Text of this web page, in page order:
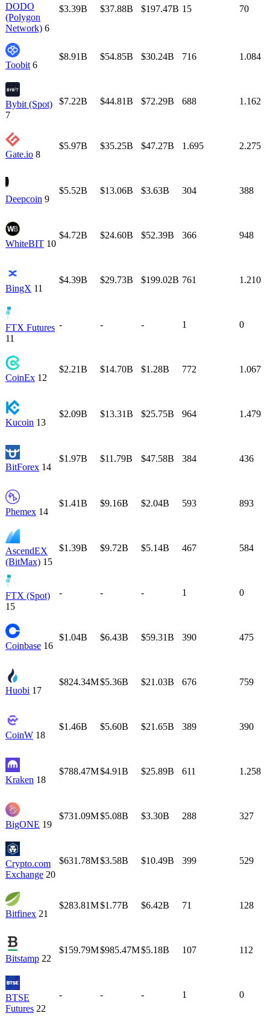
DODO
(Polygon
Network) 6
$3.39B $37.88B $197.47B 15 70
Toobit 6
$8.91B $54.85B $30.24B 716 1.084
Bybit (Spot)
7
$7.22B $44.81B $72.29B 688 1.162
Gate.io 8
$5.97B $35.25B $47.27B 1.695 2.275
Deepcoin 9
$5.52B $13.06B $3.63B 304 388
WhiteBIT 10
$4.72B $24.60B $52.39B 366 948
BingX 11
$4.39B $29.73B $199.02B 761 1.210
FTX Futures
11
- - - 1 0
CoinEx 12
$2.21B $14.70B $1.28B 772 1.067
Kucoin 13
$2.09B $13.31B $25.75B 964 1.479
BitForex 14
$1.97B $11.79B $47.58B 384 436
Phemex 14
$1.41B $9.16B $2.04B 593 893
AscendEX
(BitMax) 15
$1.39B $9.72B $5.14B 467 584
FTX (Spot)
15
- - - 1 0
Coinbase 16
$1.04B $6.43B $59.31B 390 475
Huobi 17
$824.34M$5.36B $21.03B 676 759
CoinW 18
$1.46B $5.60B $21.65B 389 390
Kraken 18
$788.47M$4.91B $25.89B 611 1.258
BigONE 19
$731.09M$5.08B $3.30B 288 327
Crypto.com
Exchange 20
$631.78M$3.58B $10.49B 399 529
Bitfinex 21
$283.81M$1.77B $6.42B 71 128
Bitstamp 22
$159.79M$985.47M$5.18B 107 112
BTSE
Futures 22
- - - 1 0